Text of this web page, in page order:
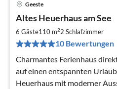
Geeste
Altes Heuerhaus am See
6 Gäste110 m22 Schlafzimmer
10 Bewertungen
Charmantes Ferienhaus
auf einen entspannten
Heuerhaus mit moderner